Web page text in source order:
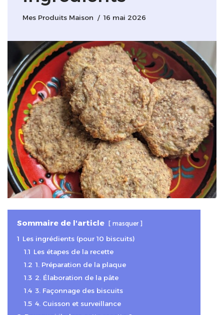
Mes Produits Maison 16 mai 2026
Sommaire de l'article masquer
1 Les ingrédients (pour 10 biscuits)
1.1 Les étapes de la recette
1.2 1. Préparation de la plaque
1.3 2. Élaboration de la pâte
1.4 3. Façonnage des biscuits
1.5 4. Cuisson et surveillance